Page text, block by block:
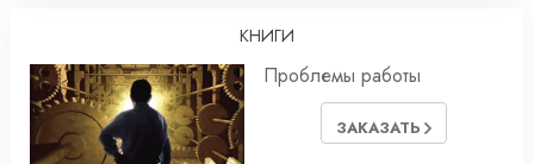
КНИГИ
Проблемы работы
ЗАКАЗАТЬ